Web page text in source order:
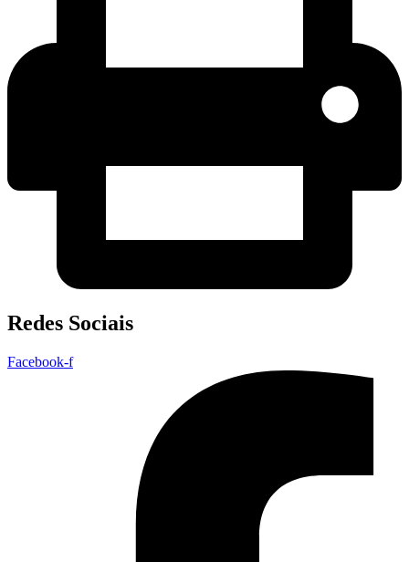
Redes Sociais
Facebook-f